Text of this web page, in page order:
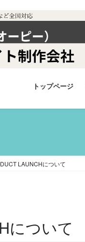
トップページ
LAUNCHについて
について